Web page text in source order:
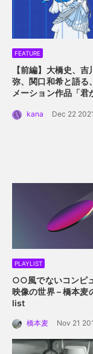
FEATURE
【前編】大橋史、吉
弥、関口和希と語る
メーション作品「君
ーデザインと感情移
kana Dec 22 2021
PLAYLIST
○○風でないコンピ
映像の世界 – 橋本麦
list
橋本麦 Nov 21